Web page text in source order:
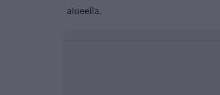
alueella.